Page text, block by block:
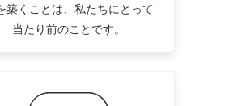
築くことは、私たちにとって
当たり前のことです。